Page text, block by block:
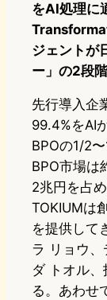
をAI処理に
ジェントが
ー」の2段
先行導入企
99.4%をAI
BPOの1/2
BPO市場は
2兆円を占
TOKIUMは
を提供して
ラ リョウ
ダ トオル
る。あわせ